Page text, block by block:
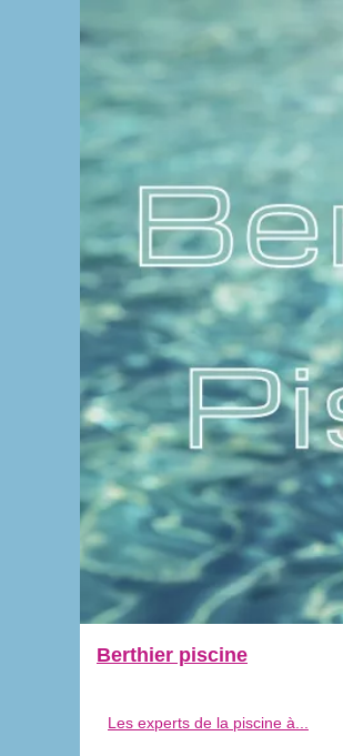
Berthier piscine
Les experts de la piscine à...